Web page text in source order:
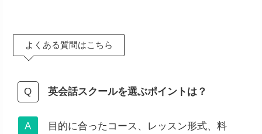
よくある質問はこちら
英会話スクールを選ぶポイントは？
目的に合ったコース、レッスン形式、料